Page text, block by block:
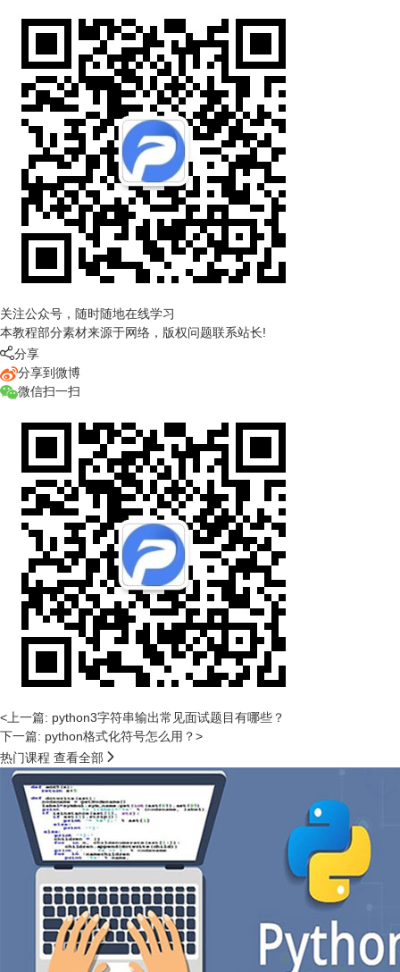
关注公众号，随时随地在线学习
本教程部分素材来源于网络，版权问题联系站长!
分享
分享到微博
微信扫一扫
<上一篇: python3字符串输出常见面试题目有哪些？
下一篇: python格式化符号怎么用？>
热门课程 查看全部 